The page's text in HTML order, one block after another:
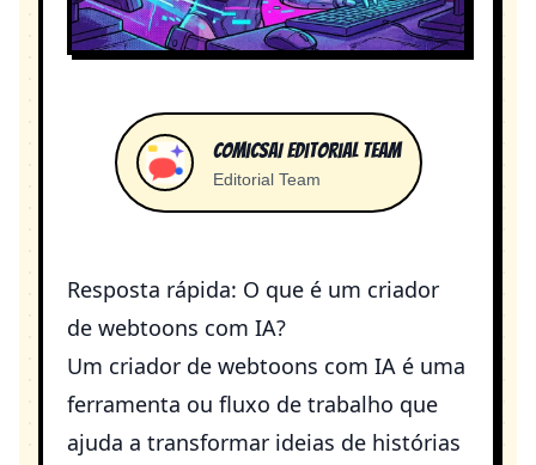
ComicsAI Editorial Team
Editorial Team
Resposta rápida: O que é um criador
de webtoons com IA?
Um criador de webtoons com IA é uma
ferramenta ou fluxo de trabalho que
ajuda a transformar ideias de histórias